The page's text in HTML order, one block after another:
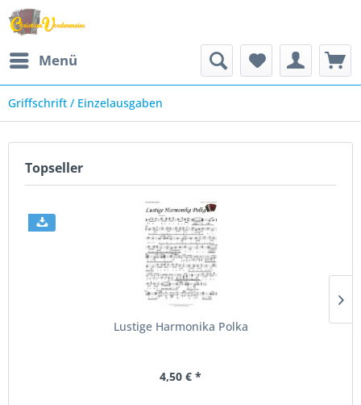
Menü
Griffschrift / Einzelausgaben
Topseller
Lustige Harmonika Polka
4,50 € *